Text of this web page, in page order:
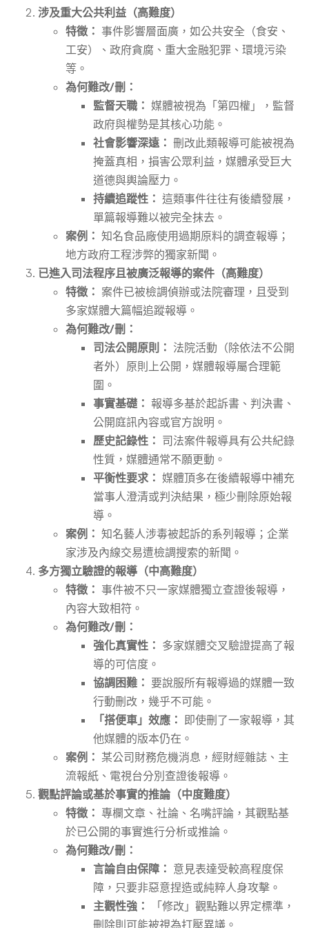
涉及重大公共利益（高難度）
特徵： 事件影響層面廣，如公共安全（食安、
工安）、政府貪腐、重大金融犯罪、環境污染
等。
為何難改/刪：
監督天職： 媒體被視為「第四權」，監督
政府與權勢是其核心功能。
社會影響深遠： 刪改此類報導可能被視為
掩蓋真相，損害公眾利益，媒體承受巨大
道德與輿論壓力。
持續追蹤性： 這類事件往往有後續發展，
單篇報導難以被完全抹去。
案例： 知名食品廠使用過期原料的調查報導；
地方政府工程涉弊的獨家新聞。
已進入司法程序且被廣泛報導的案件（高難度）
特徵： 案件已被檢調偵辦或法院審理，且受到
多家媒體大篇幅追蹤報導。
為何難改/刪：
司法公開原則： 法院活動（除依法不公開
者外）原則上公開，媒體報導屬合理範
圍。
事實基礎： 報導多基於起訴書、判決書、
公開庭訊內容或官方說明。
歷史記錄性： 司法案件報導具有公共紀錄
性質，媒體通常不願更動。
平衡性要求： 媒體頂多在後續報導中補充
當事人澄清或判決結果，極少刪除原始報
導。
案例： 知名藝人涉毒被起訴的系列報導；企業
家涉及內線交易遭檢調搜索的新聞。
多方獨立驗證的報導（中高難度）
特徵： 事件被不只一家媒體獨立查證後報導，
內容大致相符。
為何難改/刪：
強化真實性： 多家媒體交叉驗證提高了報
導的可信度。
協調困難： 要說服所有報導過的媒體一致
行動刪改，幾乎不可能。
「搭便車」效應： 即使刪了一家報導，其
他媒體的版本仍在。
案例： 某公司財務危機消息，經財經雜誌、主
流報紙、電視台分別查證後報導。
觀點評論或基於事實的推論（中度難度）
特徵： 專欄文章、社論、名嘴評論，其觀點基
於已公開的事實進行分析或推論。
為何難改/刪：
言論自由保障： 意見表達受較高程度保
障，只要非惡意捏造或純粹人身攻擊。
主觀性強：
「修改」觀點難以界定標準，
刪除則可能被視為打壓異議。